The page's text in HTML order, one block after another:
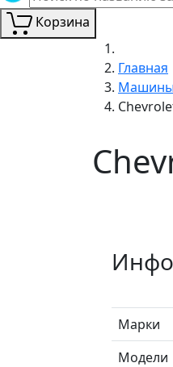
Корзина
Главная
Машины
Марки
Модели